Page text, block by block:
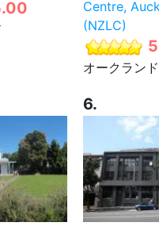
Centre,
(NZLC)
オークランド
6.